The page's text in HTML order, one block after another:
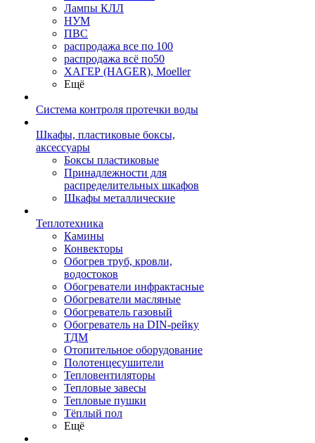
Лампы КЛЛ
НУМ
ПВС
распродажа все по 100
распродажа всё по50
ХАГЕР (HAGER), Moeller
Ещё
Система контроля протечки воды
Шкафы, пластиковые боксы,
аксессуары
Боксы пластиковые
Принадлежности для
распределительных шкафов
Шкафы металлические
Теплотехника
Камины
Конвекторы
Обогрев труб, кровли,
водостоков
Обогреватели инфрактасные
Обогреватели масляные
Обогреватель газовый
Обогреватель на DIN-рейку
ТДМ
Отопительное оборудование
Полотенцесушители
Тепловентиляторы
Тепловые завесы
Тепловые пушки
Тёплый пол
Ещё